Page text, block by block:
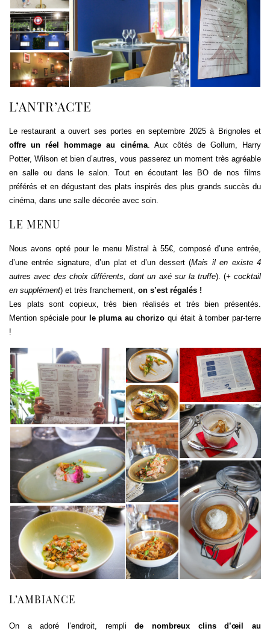
L’ANTR’ACTE
Le restaurant a ouvert ses portes en septembre 2025 à Brignoles et
offre un réel hommage au cinéma. Aux côtés de Gollum, Harry
Potter, Wilson et bien d’autres, vous passerez un moment très agréable
en salle ou dans le salon. Tout en écoutant les BO de nos films
préférés et en dégustant des plats inspirés des plus grands succès du
cinéma, dans une salle décorée avec soin.
LE MENU
Nous avons opté pour le menu Mistral à 55€, composé d’une entrée,
d’une entrée signature, d’un plat et d’un dessert (Mais il en existe 4
autres avec des choix différents, dont un axé sur la truffe). (+ cocktail
en supplément) et très franchement, on s’est régalés !
Les plats sont copieux, très bien réalisés et très bien présentés.
Mention spéciale pour le pluma au chorizo qui était à tomber par-terre
!
L’AMBIANCE
On a adoré l’endroit, remplide nombreux clins d’œil au